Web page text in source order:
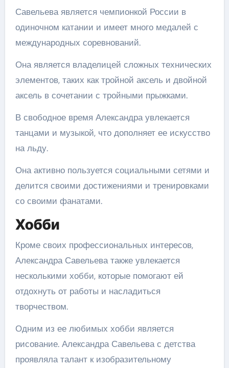
Савельева является чемпионкой России в
одиночном катании и имеет много медалей с
международных соревнований.
Она является владелицей сложных технических
элементов, таких как тройной аксель и двойной
аксель в сочетании с тройными прыжками.
В свободное время Александра увлекается
танцами и музыкой, что дополняет ее искусство
на льду.
Она активно пользуется социальными сетями и
делится своими достижениями и тренировками
со своими фанатами.
Хобби
Кроме своих профессиональных интересов,
Александра Савельева также увлекается
несколькими хобби, которые помогают ей
отдохнуть от работы и насладиться
творчеством.
Одним из ее любимых хобби является
рисование. Александра Савельева с детства
проявляла талант к изобразительному